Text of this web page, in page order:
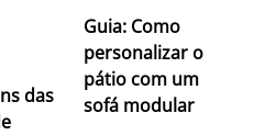
das
Guia: Como
personalizar o
pátio com um
sofá modular